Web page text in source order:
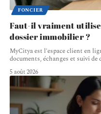
FONCIER
Faut-il vraiment
dossier immobilier ?
MyCitya est l'espace client en
documents, échanges et suivi
5 août 2026